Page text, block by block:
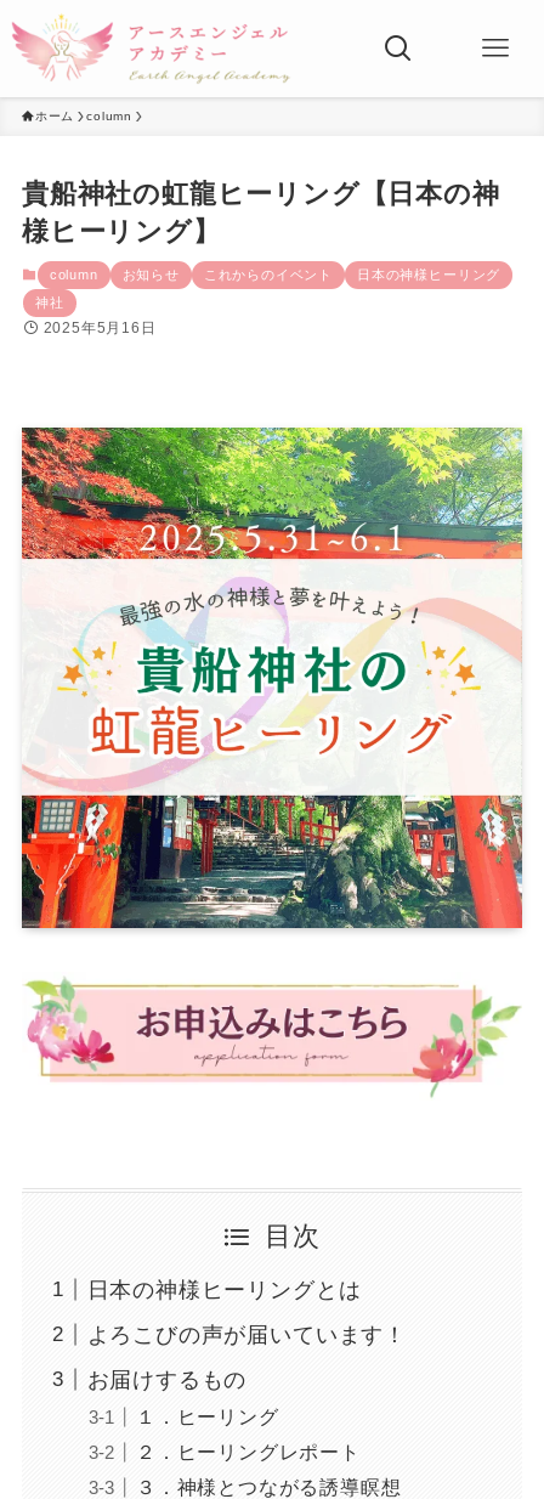
ホーム column
貴船神社の虹龍ヒーリング【日本の神
様ヒーリング】
column お知らせ これからのイベント
日本の神様ヒーリング
神社
2025年5月16日
目次
日本の神様ヒーリングとは
よろこびの声が届いています！
お届けするもの
１．ヒーリング
２．ヒーリングレポート
３．神様とつながる誘導瞑想